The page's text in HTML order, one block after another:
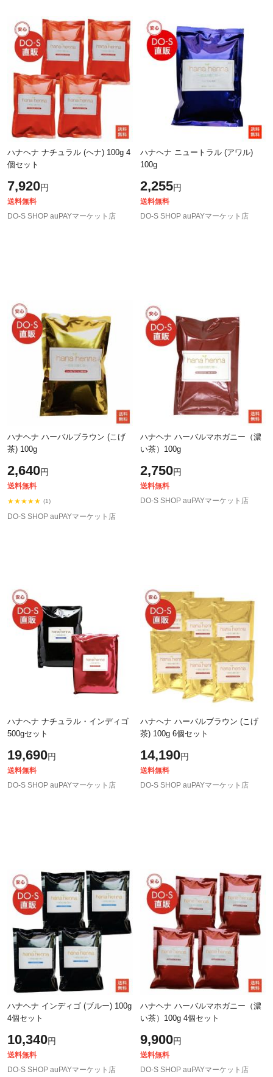
ハナヘナ ナチュラル (ヘナ) 100g 4
個セット
7,920円
送料無料
DO-S SHOP auPAYマーケット店
ハナヘナ ニュートラル (アワル)
100g
2,255円
送料無料
DO-S SHOP auPAYマーケット店
ハナヘナ ハーバルブラウン (こげ
茶) 100g
2,640円
送料無料
★★★★★ (1)
DO-S SHOP auPAYマーケット店
ハナヘナ ハーバルマホガニー（濃
い茶）100g
2,750円
送料無料
DO-S SHOP auPAYマーケット店
ハナヘナ ナチュラル・インディゴ
500gセット
19,690円
送料無料
DO-S SHOP auPAYマーケット店
ハナヘナ ハーバルブラウン (こげ
茶) 100g 6個セット
14,190円
送料無料
DO-S SHOP auPAYマーケット店
ハナヘナ インディゴ (ブルー) 100g
4個セット
10,340円
送料無料
DO-S SHOP auPAYマーケット店
ハナヘナ ハーバルマホガニー（濃
い茶）100g 4個セット
9,900円
送料無料
DO-S SHOP auPAYマーケット店